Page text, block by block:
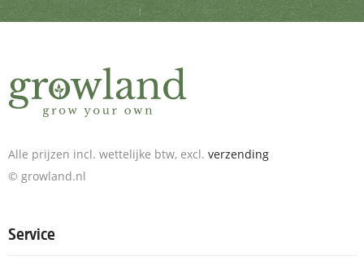
Alle prijzen incl. wettelijke btw, excl. verzending
© growland.nl
Service